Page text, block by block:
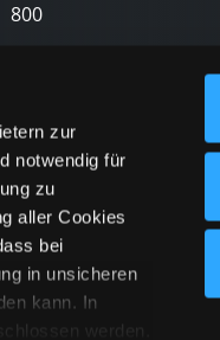
zur
notwendig für
zu
aller Cookies
bei
in unsicheren
kann. In
werden.
800
und keine
jetzt abonnieren